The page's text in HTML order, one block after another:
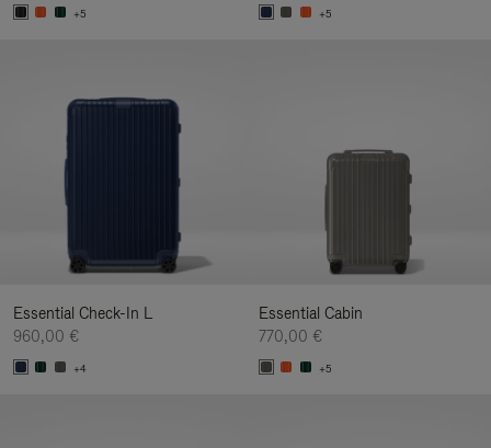
+5 +5
Essential Check-In L
960,00 €
+4
Essential Cabin
770,00 €
+5